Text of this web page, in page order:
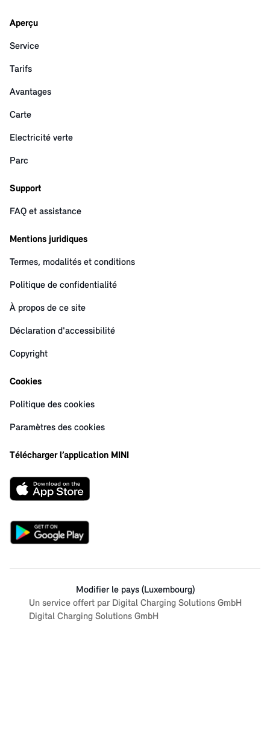
Aperçu
Service
Tarifs
Avantages
Carte
Electricité verte
Parc
Support
FAQ et assistance
Mentions juridiques
Termes, modalités et conditions
Politique de confidentialité
À propos de ce site
Déclaration d'accessibilité
Copyright
Cookies
Politique des cookies
Paramètres des cookies
Télécharger l’application MINI
Modifier le pays (Luxembourg)
Un service offert par Digital Charging Solutions GmbH
Digital Charging Solutions GmbH